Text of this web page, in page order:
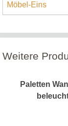
Möbel-Eins
Weitere
Paletten